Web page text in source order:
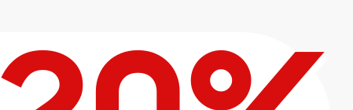
Замена сканера массажного кресла Yamaguchi Kenko